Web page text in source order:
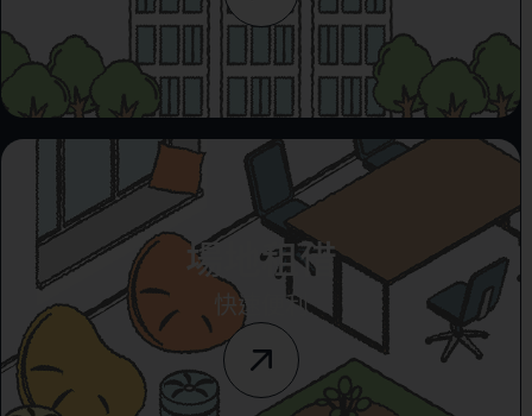
場地租借
快速便利